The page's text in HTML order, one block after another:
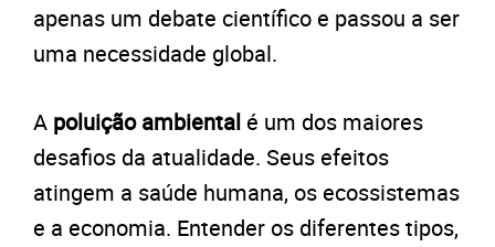
apenas um debate científico e passou a ser
uma necessidade global.
A poluição ambiental é um dos maiores
desafios da atualidade. Seus efeitos
atingem a saúde humana, os ecossistemas
e a economia. Entender os diferentes tipos,